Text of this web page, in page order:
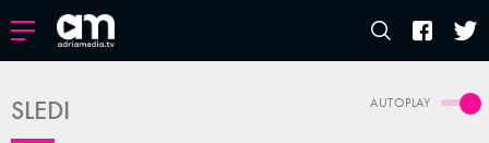
AUTOPLAY
SLEDI